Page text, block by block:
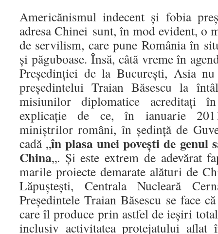
Americănismul indecent şi fobia
adresa Chinei sunt, în mod evident, o
de servilism, care pune România în
şi păguboase. Însă, câtă vreme în
Președinţiei de la București, Asia
preşedintelui Traian Băsescu la
misiunilor diplomatice acreditaţi
explicație de ce, în ianuarie
miniştrilor români, în şedinţă de
cadă „în plasa unei poveşti de genul
China„. Şi este extrem de adevărat
marile proiecte demarate alături de
Lăpuşteşti, Centrala Nucleară
Preşedintele Traian Băsescu se face
care îl produce prin astfel de ieşiri
inclusiv activitatea protejatului